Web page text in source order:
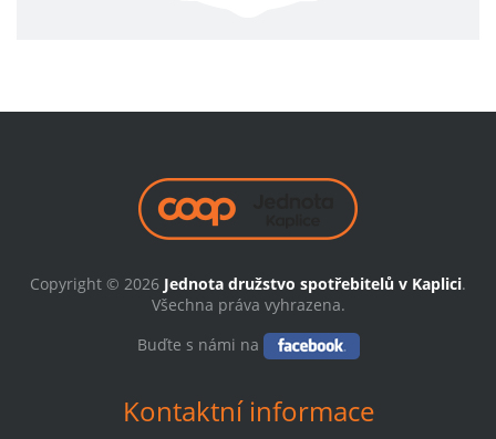
Copyright © 2026 Jednota družstvo spotřebitelů v Kaplici.
Všechna práva vyhrazena.
Buďte s námi na
Kontaktní informace